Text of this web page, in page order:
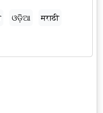
ଓଡ଼ିଆ
मराठी